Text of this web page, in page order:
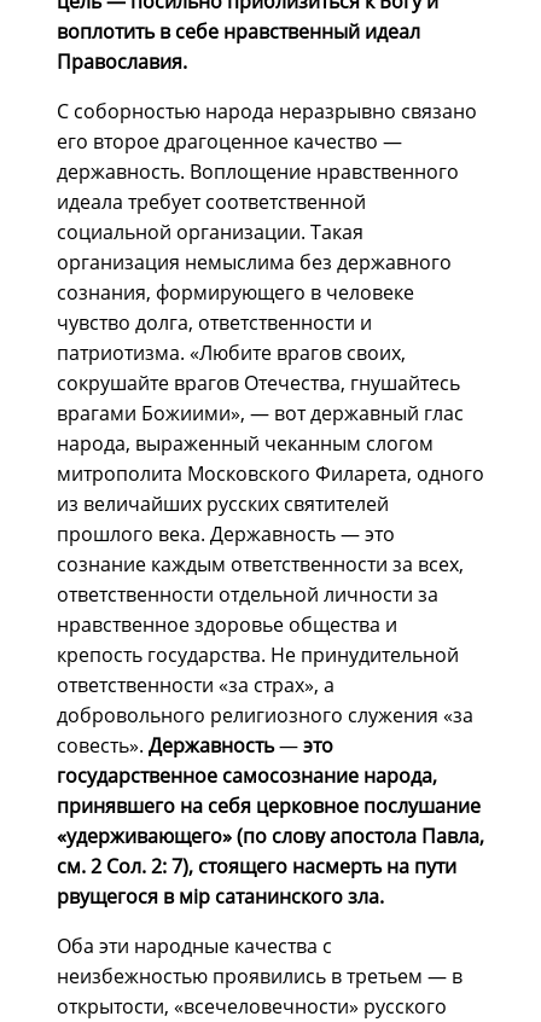
воплотить в себе нравственный идеал
Православия.
С соборностью народа неразрывно связано
его второе драгоценное качество —
державность. Воплощение нравственного
идеала требует соответственной
социальной организации. Такая
организация немыслима без державного
сознания, формирующего в человеке
чувство долга, ответственности и
патриотизма. «Любите врагов своих,
сокрушайте врагов Отечества, гнушайтесь
врагами Божиими», — вот державный глас
народа, выраженный чеканным слогом
митрополита Московского Филарета, одного
из величайших русских святителей
прошлого века. Державность — это
сознание каждым ответственности за всех,
ответственности отдельной личности за
нравственное здоровье общества и
крепость государства. Не принудительной
ответственности «за страх», а
добровольного религиозного служения «за
совесть». Державность—это
государственное самосознание народа,
принявшего на себя церковное послушание
«удерживающего» (по слову апостола Павла,
см. 2 Сол. 2: 7), стоящего насмерть на пути
рвущегося в мiр сатанинского зла.
Оба эти народные качества с
неизбежностью проявились в третьем — в
открытости, «всечеловечности» русского